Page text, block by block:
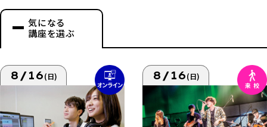
気になる
講座を選ぶ
8/16(日) 8/16(日)